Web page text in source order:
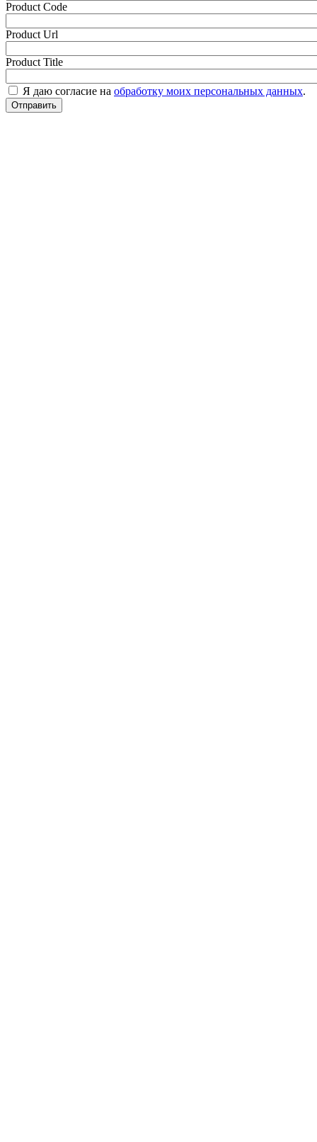
Product Code
Product Url
Product Title
Я даю согласие на обработку моих персональных данных.
Отправить